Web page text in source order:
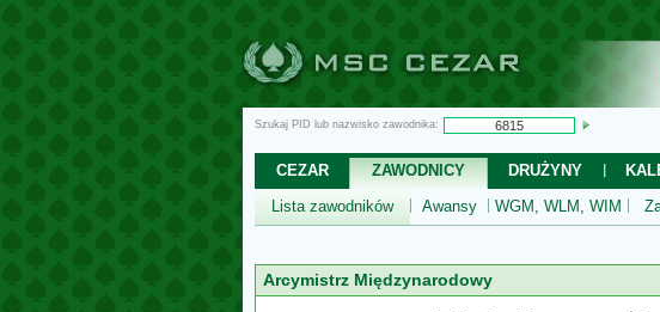
Szukaj PID lub nazwisko zawodnika:
CEZAR ZAWODNICY DRUŻYNY
Lista zawodników
Awansy WGM, WLM, WIM
Arcymistrz Międzynarodowy